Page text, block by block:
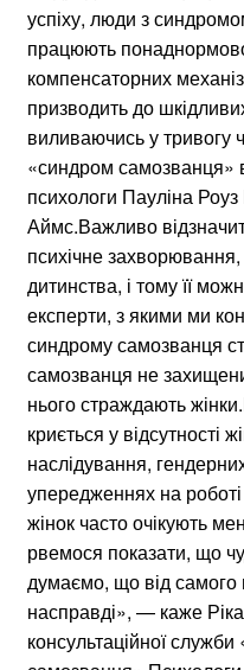
успіху, люди з
працюють
компенсаторних
призводить до
виливаючись у тривогу
«синдром самозванця»
психологи Пауліна
Аймс.Важливо
психічне
дитинства, і тому її
експерти, з якими ми
синдрому самозванця
самозванця не
нього страждають
криється у відсутності
наслідування,
упередженнях на роботі
жінок часто очікують
рвемося показати, що
думаємо, що від самого
насправді», — каже
консультаційної